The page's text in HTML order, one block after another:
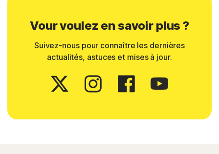
Vour voulez en savoir plus ?
Suivez-nous pour connaître les dernières
actualités, astuces et mises à jour.